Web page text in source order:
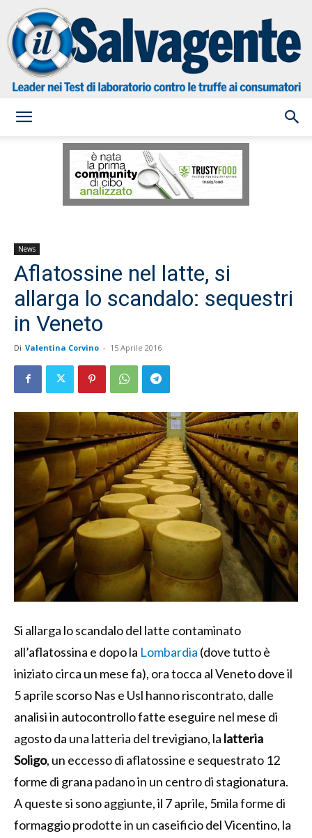
Salvagente
News
Aflatossine nel latte, si
allarga lo scandalo: sequestri
in Veneto
Di Valentina Corvino - 15 Aprile 2016
Si allarga lo scandalo del latte contaminato
all’aflatossina e dopo la Lombardia (dove tutto è
iniziato circa un mese fa), ora tocca al Veneto dove il
5 aprile scorso Nas e Usl hanno riscontrato, dalle
analisi in autocontrollo fatte eseguire nel mese di
agosto da una latteria del trevigiano, la latteria
Soligo, un eccesso di aflatossine e sequestrato 12
forme di grana padano in un centro di stagionatura.
A queste si sono aggiunte, il 7 aprile, 5mila forme di
formaggio prodotte in un caseificio del Vicentino, la